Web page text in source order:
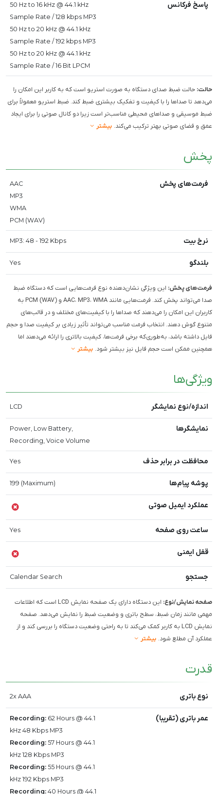
پاسخ فرکانس
50 Hz to 16 kHz @ 44.1 kHz
Sample Rate / 128 kbps MP3
50 Hz to 20 kHz @ 44.1 kHz
Sample Rate / 192 kbps MP3
50 Hz to 20 kHz @ 44.1 kHz
Sample Rate / 16 Bit LPCM
حالت: حالت ضبط صدای دستگاه به صورت استریو است که به کاربر این امکان را
می‌دهد تا صداها را با کیفیت و تفکیک بیشتری ضبط کند. ضبط استریو معمولاً برای
ضبط موسیقی و صداهای محیطی مناسب‌تر است زیرا دو کانال صوتی را برای ایجاد
عمق و فضای صوتی بهتر ترکیب می‌کند. بیشتر
پخش
فرمت‌های پخش
AAC
MP3
WMA
PCM (WAV)
نرخ بیت MP3: 48 - 192 Kbps
بلندگو Yes
فرمت‌های پخش: این ویژگی نشان‌دهنده نوع فرمت‌هایی است که دستگاه ضبط
صدا می‌تواند پخش کند. فرمت‌هایی مانند AAC، MP3، WMA و PCM (WAV) به
کاربران این امکان را می‌دهند که صداها را با کیفیت‌های مختلف و در قالب‌های
متنوع گوش دهند. انتخاب فرمت مناسب می‌تواند تأثیر زیادی بر کیفیت صدا و حجم
فایل داشته باشد، به‌طوری‌که برخی فرمت‌ها، کیفیت بالاتری را ارائه می‌دهند اما
همچنین ممکن است حجم فایل نیز بیشتر شود. بیشتر
ویژگی‌ها
اندازه/نوع نمایشگر LCD
نمایشگرها
Power, Low Battery,
Recording, Voice Volume
محافظت در برابر حذف Yes
پوشه پیام‌ها 199 (Maximum)
عملکرد ایمیل صوتی
ساعت روی صفحه Yes
قفل ایمنی
جستجو Calendar Search
صفحه نمایش/نوع:
این دستگاه دارای یک صفحه نمایش LCD است که اطلاعات
مهمی مانند زمان ضبط، سطح باتری و وضعیت ضبط را نمایش می‌دهد. صفحه
نمایش LCD به کاربر کمک می‌کند تا به راحتی وضعیت دستگاه را بررسی کند و از
عملکرد آن مطلع شود. بیشتر
قدرت
نوع باتری 2x AAA
عمر باتری (تقریبا) Recording: 62 Hours @ 44.1
kHz 48 Kbps MP3
Recording: 57 Hours @ 44.1
kHz 128 Kbps MP3
Recording: 55 Hours @ 44.1
kHz 192 Kbps MP3
Recording: 40 Hours @ 44.1